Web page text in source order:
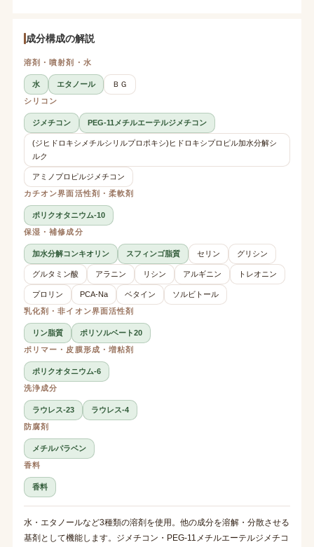
成分構成の解説
溶剤・噴射剤・水
水 エタノール
ＢＧ
シリコン
ジメチコン PEG-11メチルエーテルジメチコン
(ジヒドロキシメチルシリルプロポキシ)ヒドロキシプロピル加水分解シ
ルク
アミノプロピルジメチコン
カチオン界面活性剤・柔軟剤
ポリクオタニウム-10
保湿・補修成分
加水分解コンキオリン スフィンゴ脂質 セリン グリシン
グルタミン酸 アラニン リシン アルギニン トレオニン
プロリン PCA-Na ベタイン
ソルビトール
乳化剤・非イオン界面活性剤
リン脂質
ポリソルベート20
ポリマー・皮膜形成・増粘剤
ポリクオタニウム-6
洗浄成分
ラウレス-23
ラウレス-4
防腐剤
メチルパラベン
香料
香料
水・エタノールなど3種類の溶剤を使用。他の成分を溶解・分散させる
基剤として機能します。ジメチコン・PEG-11メチルエーテルジメチコ